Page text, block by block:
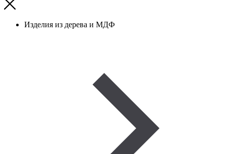
Изделия из дерева и МДФ